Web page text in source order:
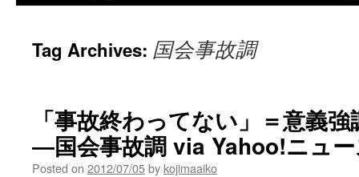
Tag Archives: 国会事故調
「事故終わってない」＝意義
―国会事故調 via Yahoo!ニュ
Posted on 2012/07/05by kojimaaiko